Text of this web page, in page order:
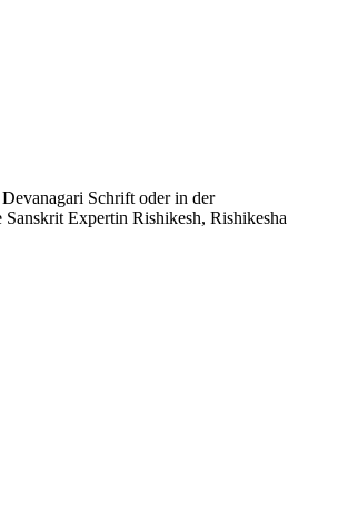
Schrift oder in der
Expertin Rishikesh, Rishikesha